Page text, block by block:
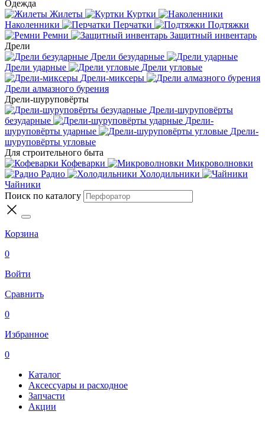
Одежда
Жилеты
Куртки
Наколенники
Перчатки
Подтяжки
Ремни
Защитный инвентарь
Дрели
Дрели безударные
Дрели ударные
Дрели угловые
Дрели-миксеры
Дрели алмазного бурения
Дрели-шуруповёрты
Дрели-шуруповёрты
безударные
Дрели-
шуруповёрты ударные
Дрели-
шуруповёрты угловые
Для строительного быта
Кофеварки
Микроволновки
Радио
Холодильники
Чайники
Поиск по каталогу
Корзина
0
Войти
Сравнить
0
Избранное
0
Каталог
Аксессуары и расходное
Запчасти
Акции